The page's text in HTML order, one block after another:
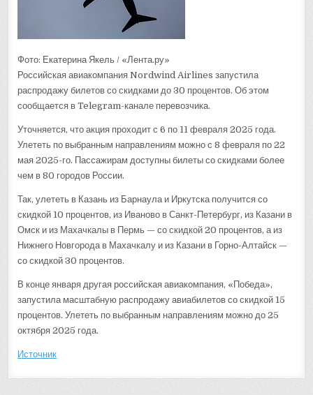
Фото: Екатерина Якель / «Лента.ру»
Российская авиакомпания Nordwind Airlines запустила
распродажу билетов со скидками до 30 процентов. Об этом
сообщается в Telegram-канале перевозчика.
Уточняется, что акция проходит с 6 по 11 февраля 2025 года.
Улететь по выбранным направлениям можно с 8 февраля по 22
мая 2025-го. Пассажирам доступны билеты со скидками более
чем в 80 городов России.
Так, улететь в Казань из Барнаула и Иркутска получится со
скидкой 10 процентов, из Иваново в Санкт-Петербург, из Казани в
Омск и из Махачкалы в Пермь — со скидкой 20 процентов, а из
Нижнего Новгорода в Махачкалу и из Казани в Горно-Алтайск —
со скидкой 30 процентов.
В конце января другая российская авиакомпания, «Победа»,
запустила масштабную распродажу авиабилетов со скидкой 15
процентов. Улететь по выбранным направлениям можно до 25
октября 2025 года.
Источник